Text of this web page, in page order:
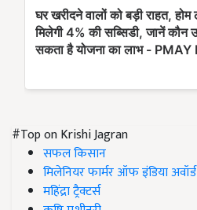
#Top on Krishi Jagran
सफल किसान
मिलेनियर फार्मर ऑफ इंडिया अवॉर्ड
महिंद्रा ट्रैक्टर्स